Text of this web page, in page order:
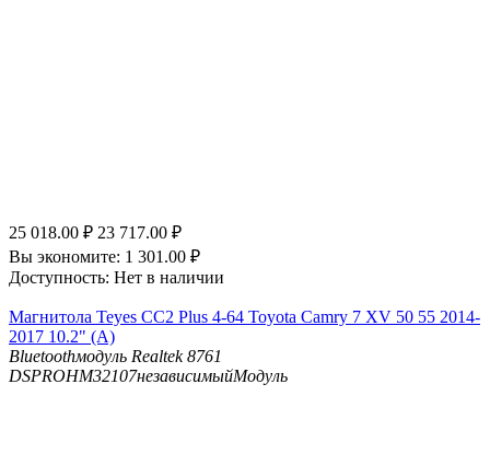
25 018.00 ₽ 23 717.00 ₽
Вы экономите: 1 301.00 ₽
Доступность: Нет в наличии
Магнитола Teyes CC2 Plus 4-64 Toyota Camry 7 XV 50 55 2014-
2017 10.2" (A)
Bluetoothмодуль Realtek 8761
DSPROHM32107независимыйМодуль